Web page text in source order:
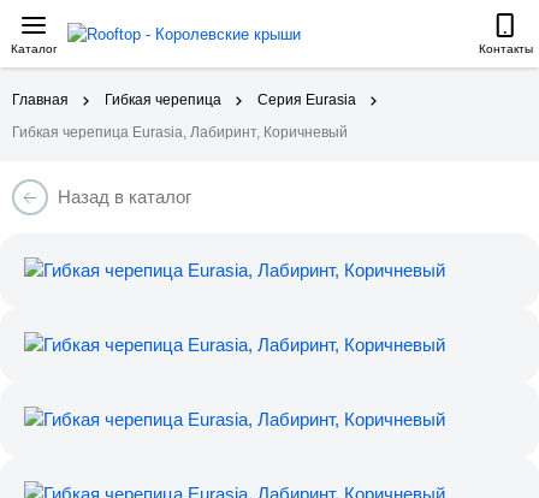
Каталог Контакты
Главная Гибкая черепица
Серия Eurasia
Гибкая черепица Eurasia, Лабиринт, Коричневый
Назад в каталог